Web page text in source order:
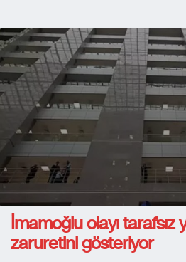
İmamoğlu olayı tarafsız
zaruretini gösteriyor